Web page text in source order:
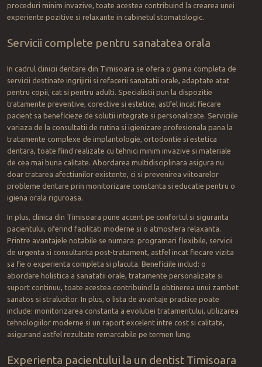
proceduri minim invazive, toate acestea contribuind la crearea unei
experiente pozitive si relaxante in cabinetul stomatologic.
Servicii complete pentru sanatatea orala
In cadrul clinicii dentare din Timisoara se ofera o gama completa de
servicii destinate ingrijirii si refacerii sanatatii orale, adaptate atat
pentru copii, cat si pentru adulti. Specialistii pun la dispozitie
tratamente preventive, corective si estetice, astfel incat fiecare
pacient sa beneficieze de solutii integrate si personalizate. Serviciile
variaza de la consultatii de rutina si igienizare profesionala pana la
tratamente complexe de implantologie, ortodontie si estetica
dentara, toate fiind realizate cu tehnici minim invazive si materiale
de cea mai buna calitate. Abordarea multidisciplinara asigura nu
doar tratarea afectiunilor existente, ci si prevenirea viitoarelor
probleme dentare prin monitorizare constanta si educatie pentru o
igiena orala riguroasa.
In plus, clinica din Timisoara pune accent pe confortul si siguranta
pacientului, oferind facilitati moderne si o atmosfera relaxanta.
Printre avantajele notabile se numara: programari flexibile, servicii
de urgenta si consultanta post-tratament, astfel incat fiecare vizita
sa fie o experienta completa si placuta. Beneficiile includ: o
abordare holistica a sanatatii orale, tratamente personalizate si
suport continuu, toate acestea contribuind la obtinerea unui zambet
sanatos si stralucitor. In plus, o lista de avantaje practice poate
include: monitorizarea constanta a evolutiei tratamentului, utilizarea
tehnologiilor moderne si un raport excelent intre cost si calitate,
asigurand astfel rezultate remarcabile pe termen lung.
Experienta pacientului la un dentist Timisoara